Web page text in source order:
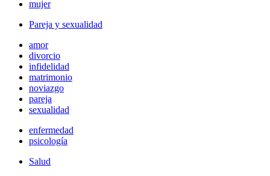
mujer
Pareja y sexualidad
amor
divorcio
infidelidad
matrimonio
noviazgo
pareja
sexualidad
enfermedad
psicología
Salud